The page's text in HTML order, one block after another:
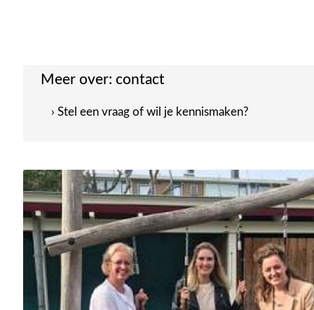
Meer over:contact
› Stel een vraag of wil je kennismaken?